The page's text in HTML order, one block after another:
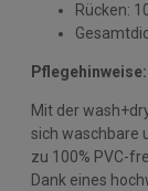
Rücken:
Pflegehinweise:
Mit der
sich waschbare
zu 100% PVC-
Dank eines